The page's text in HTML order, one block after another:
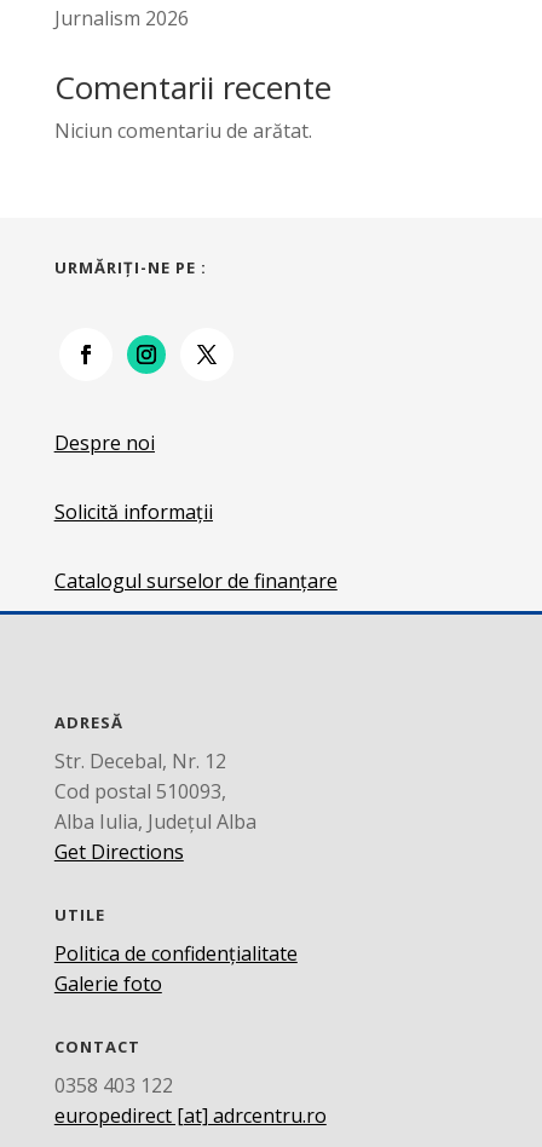
Jurnalism 2026
Comentarii recente
Niciun comentariu de arătat.
URMĂRIŢI-NE PE :
Despre noi
Solicită informații
Catalogul surselor de finanțare
ADRESĂ
Str. Decebal, Nr. 12
Cod postal 510093,
Alba Iulia, Județul Alba
Get Directions
UTILE
Politica de confidențialitate
Galerie foto
CONTACT
0358 403 122
europedirect [at] adrcentru.ro